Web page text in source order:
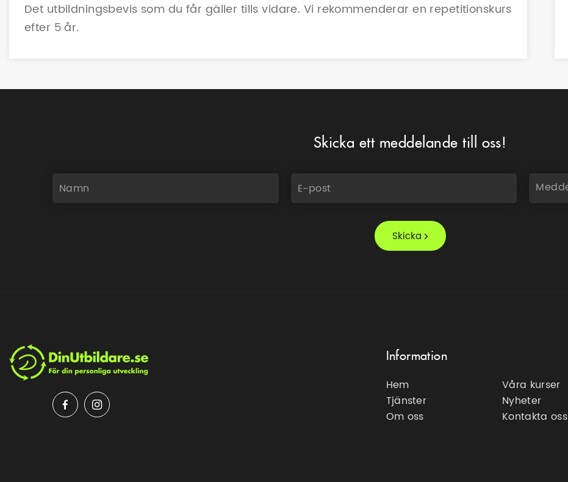
Det utbildningsbevis som du får gäller tills vidare. Vi rekommenderar en repetitionskurs
efter 5 år.
Skicka ett meddelande till oss!
Information
Hem
Våra kurser
Tjänster
Nyheter
Om oss
Kontakta oss